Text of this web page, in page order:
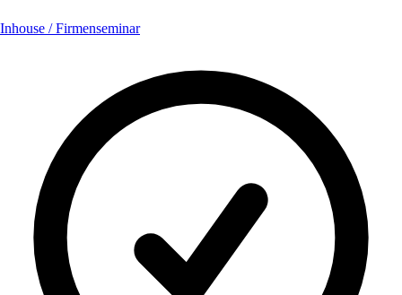
Inhouse / Firmenseminar